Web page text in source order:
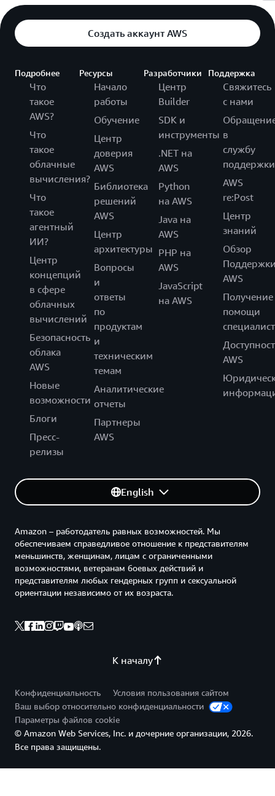
Создать аккаунт AWS
Подробнее
Что
такое
AWS?
Что
такое
облачные
вычисления?
Что
такое
агентный
ИИ?
Центр
концепций
в сфере
облачных
вычислений
Безопасность
облака
AWS
Новые
возможности
Блоги
Пресс-
релизы
Ресурсы
Начало
работы
Обучение
Центр
доверия
AWS
Библиотека
решений
AWS
Центр
архитектуры
Вопросы
и
ответы
по
продуктам
и
техническим
темам
Аналитические
отчеты
Партнеры
AWS
Разработчики
Центр
Builder
SDK и
инструменты
.NET на
AWS
Python
на AWS
Java на
AWS
PHP на
AWS
JavaScript
на AWS
Поддержка
Свяжитесь
с нами
в
службу
поддержки
AWS
re:Post
Центр
знаний
Обзор
AWS
Получение
помощи
AWS
English
К началу
Amazon – работодатель равных возможностей. Мы
обеспечиваем справедливое отношение к представителям
меньшинств, женщинам, лицам с ограниченными
возможностями, ветеранам боевых действий и
представителям любых гендерных групп и сексуальной
ориентации независимо от их возраста.
Конфиденциальность
Условия пользования сайтом
Ваш выбор относительно конфиденциальности
Параметры файлов cookie
© Amazon Web Services, Inc. и дочерние организации, 2026.
Все права защищены.